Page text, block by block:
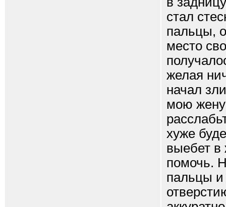
стал
пальцы,
место
желая
начал
мою жену
хуже
выебет в
помочь.
пальцы и